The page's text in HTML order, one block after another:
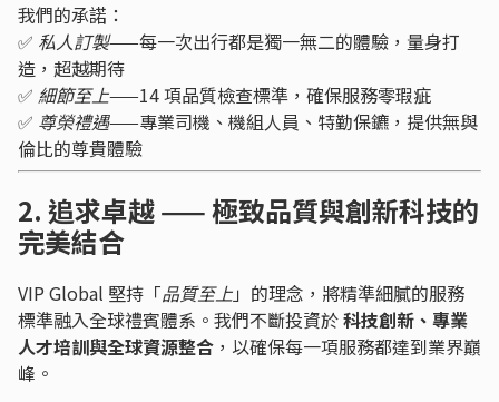
我們的承諾：
✅ 私人訂製——每一次出行都是獨一無二的體驗，量身打
造，超越期待
✅ 細節至上——14 項品質檢查標準，確保服務零瑕疵
✅ 尊榮禮遇——專業司機、機組人員、特勤保鑣，提供無與
倫比的尊貴體驗
2. 追求卓越 —— 極致品質與創新科技的
完美結合
VIP Global 堅持「品質至上」的理念，將精準細膩的服務
標準融入全球禮賓體系。我們不斷投資於科技創新、專業
人才培訓與全球資源整合 ，以確保每一項服務都達到業界巔
峰。